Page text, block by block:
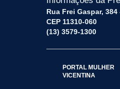
Rua Frei Gaspar,
CEP 11310-060
(13) 3579-1300
PORTAL MULHER
VICENTINA